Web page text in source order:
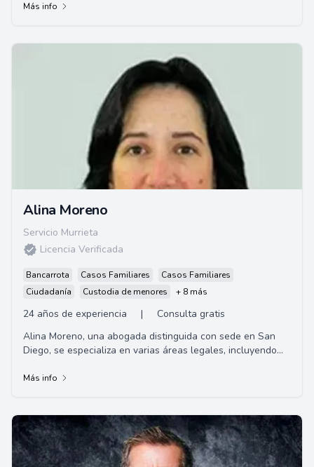
Más info
Alina Moreno
Servicio Murrieta
Licencia Verificada
Bancarrota Casos Familiares
Casos Familiares
Ciudadanía
Custodia de menores + 8 más
24 años de experiencia |
Consulta gratis
Alina Moreno, una abogada distinguida con sede en San
Diego, se especializa en varias áreas legales, incluyendo
Más info